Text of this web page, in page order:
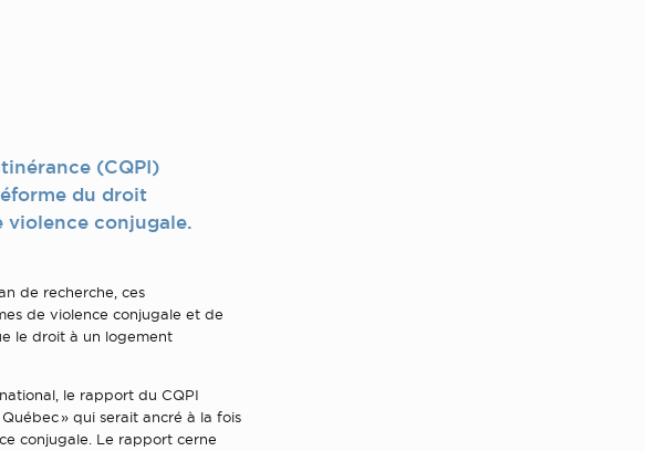
(CQPI)
du droit
violence conjugale.
de recherche, ces
de violence conjugale et de
le droit à un logement
le rapport du CQPI
» qui serait ancré à la fois
conjugale. Le rapport cerne